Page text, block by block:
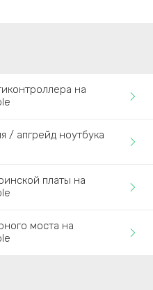
на
/ апгрейд ноутбука
платы на
моста на